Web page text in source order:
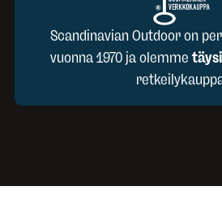
Scandinavian Outdoor on
vuonna 1970 ja olemme